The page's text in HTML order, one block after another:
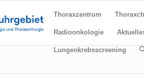
Thoraxzentrum
Radioonkologie
Lungenkrebsscreening